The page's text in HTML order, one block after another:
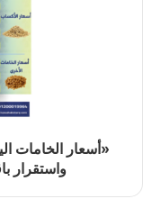
«أسعار الخامات
واستقرار